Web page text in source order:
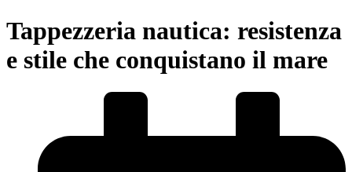
Tappezzeria nautica: resistenza
e stile che conquistano il mare